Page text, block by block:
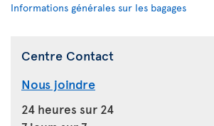
Informations générales sur les bagages
Centre Contact
Nous joindre
24 heures sur 24